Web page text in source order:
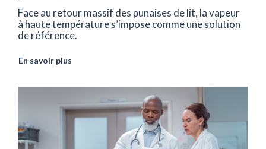
Face au retour massif des punaises de lit, la vapeur
à haute température s’impose comme une solution
de référence.
En savoir plus